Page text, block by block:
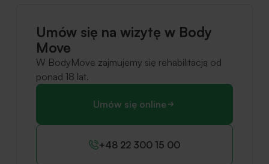
Umów się na wizytę w Body
Move
W BodyMove zajmujemy się rehabilitacją od
ponad 18 lat.
Umów się online
+48 22 300 15 00